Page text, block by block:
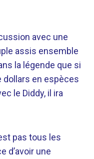
avec une
assis ensemble
la légende que si
dollars en espèces
le Diddy, il ira
pas tous les
d’avoir une